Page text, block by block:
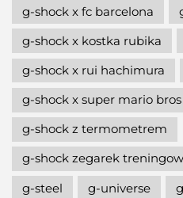
g-shock x fc barcelona
g-shock x kostka rubika
g-shock x rui hachimura
g-shock x super mario bros
g-shock z termometrem
g-shock zegarek
g-steel
g-universe